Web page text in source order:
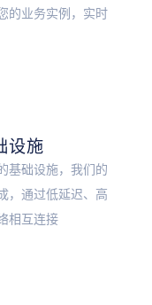
的业务实例，实时
设施
基础设施，我们的
，通过低延迟、高
相互连接